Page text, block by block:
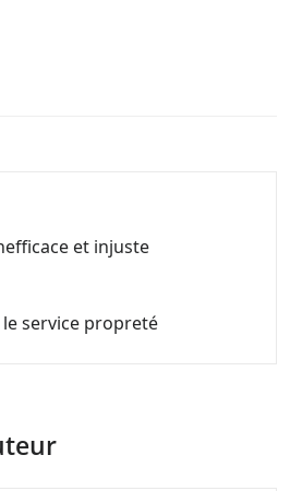
et injuste
service propreté